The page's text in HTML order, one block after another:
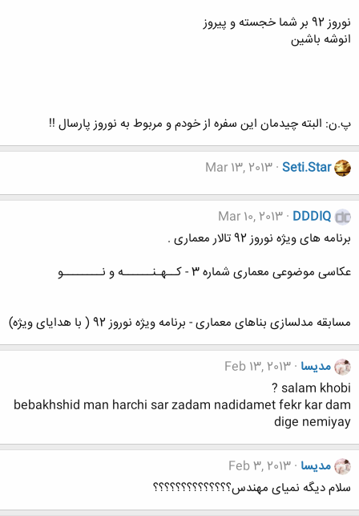
نوروز 92 بر شما خجسته و پیروز
انوشه باشین
پ.ن: البته چیدمان این سفره از خودم و مربوط به نوروز پارسال !!
Seti.Star
Mar 13, 2013
DDDIQ
Mar 10, 2013
برنامه های ویژه نوروز 92 تالار معماری .
عکاسی موضوعی معماری شماره 3 - کــهـنــــــه و نــــــــو
مسابقه مدلسازی بناهای معماری - برنامه ویژه نوروز 92 ( با هدایای ویژه)
مدیسا Feb 13, 2013
salam khobi ?
bebakhshid man harchi sar zadam nadidamet fekr kar dam
dige nemiyay
مدیسا Feb 3, 2013
سلام دیگه نمیای مهندس؟؟؟؟؟؟؟؟؟؟؟؟؟؟